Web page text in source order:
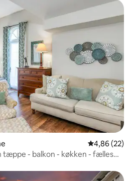
4,86 ud af 5 i
4,86 (22)
tæppe - balkon - køkken - fælles